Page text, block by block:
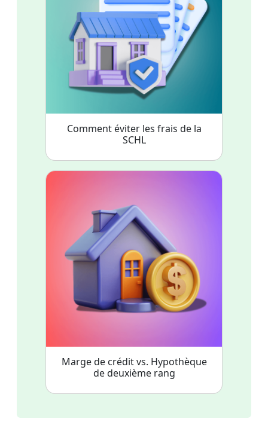
Comment éviter les frais de la
SCHL
Marge de crédit vs. Hypothèque
de deuxième rang